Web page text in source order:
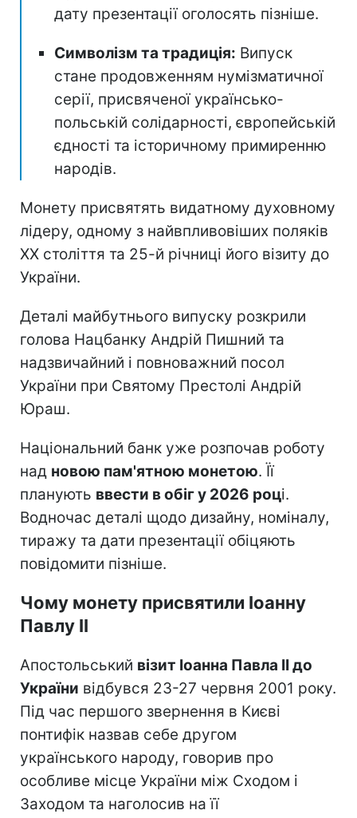
дату презентації оголосять пізніше.
Символізм та традиція: Випуск
стане продовженням нумізматичної
серії, присвяченої українсько-
польській солідарності, європейській
єдності та історичному примиренню
народів.
Монету присвятять видатному духовному
лідеру, одному з найвпливовіших поляків
ХХ століття та 25-й річниці його візиту до
України.
Деталі майбутнього випуску розкрили
голова Нацбанку Андрій Пишний та
надзвичайний і повноважний посол
України при Святому Престолі Андрій
Юраш.
Національний банк уже розпочав роботу
над новою пам'ятною монетою. Її
планують ввести в обіг у 2026 році.
Водночас деталі щодо дизайну, номіналу,
тиражу та дати презентації обіцяють
повідомити пізніше.
Чому монету присвятили Іоанну
Павлу II
Апостольський візит Іоанна Павла II до
України відбувся 23-27 червня 2001 року.
Під час першого звернення в Києві
понтифік назвав себе другом
українського народу, говорив про
особливе місце України між Сходом і
Заходом та наголосив на її